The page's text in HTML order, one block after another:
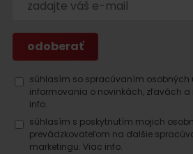
súhlasím so spracúvaním osobných
informovania o novinkách, zľavách a
info.
súhlasím s poskytnutím mojich
prevádzkovateľom na ďalšie
marketingu. Viac info.